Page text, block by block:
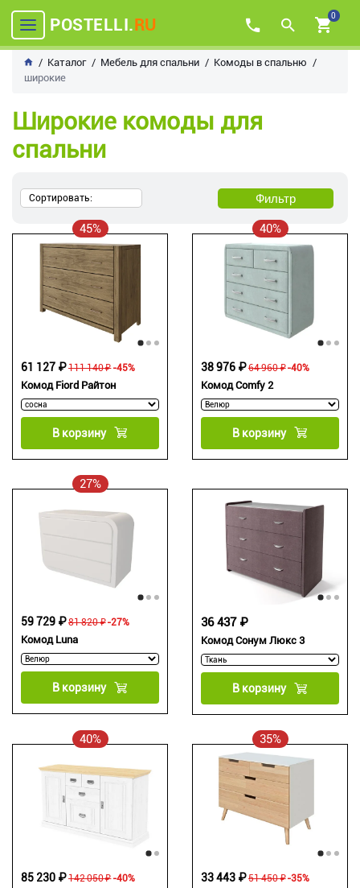
POSTELLI.RU 0
Каталог Мебель для спальни
Комоды в спальню
широкие
Широкие комоды для
спальни
Сортировать: Фильтр
45%
Комод Fiord Райтон
111 140 ₽
61 127 ₽ -45%
В корзину
40%
Комод Comfy 2
64 960 ₽
38 976 ₽ -40%
В корзину
27%
Комод Luna
81 820 ₽
59 729 ₽ -27%
В корзину
Комод Сонум Люкс 3
36 437 ₽
В корзину
40%
142 050 ₽
85 230 ₽ -40%
35%
51 450 ₽
33 443 ₽ -35%